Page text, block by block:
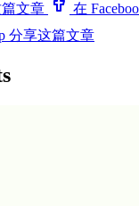
文章
在
分享这篇文章